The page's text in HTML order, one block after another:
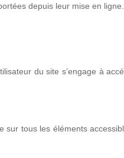
depuis leur mise en ligne.
du site s’engage à
sur tous les éléments